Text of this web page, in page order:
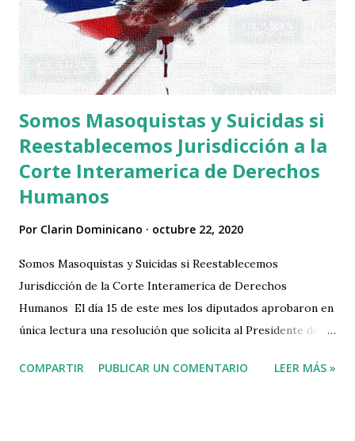
protección ambienta l, según Almonte, a fin de proteger la
zona en que operará Apache en búsqueda de crudo de
petróleo y gas natural. Asimismo, Almonte aseveró que
todo el costo de la fase exploratoria del proyecto será
cubierto por la compañía norteamericana. En total ser...
Somos Masoquistas y Suicidas si
Reestablecemos Jurisdicción a la
Corte Interamerica de Derechos
Humanos
Por Clarin Dominicano octubre 22, 2020
Somos Masoquistas y Suicidas si Reestablecemos
Jurisdicción de la Corte Interamerica de Derechos
Humanos El día 15 de este mes los diputados aprobaron en
única lectura una resolución que solicita al Presidente de la
la nación dominicana en cuanto a la posición de
COMPARTIR PUBLICAR UN COMENTARIO LEER MÁS »